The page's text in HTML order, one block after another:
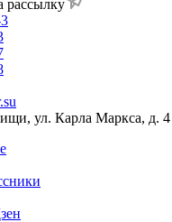
рассылку
ул. Карла Маркса, д. 4